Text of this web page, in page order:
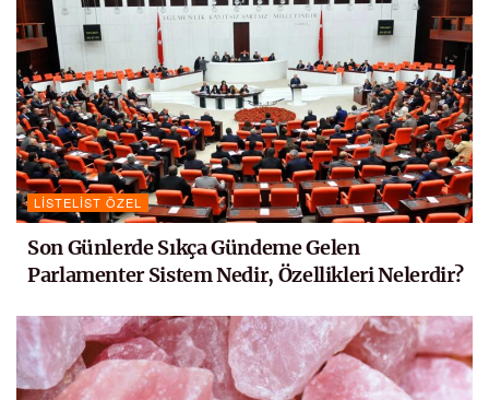
LISTELIST ÖZEL
Son Günlerde Sıkça Gündeme Gelen
Parlamenter Sistem Nedir, Özellikleri Nelerdir?